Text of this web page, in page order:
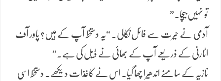
تو نہیں بیچا۔”
آدمی نے حیرت سے فائل نکالی۔ “یہ دستخط آپ کے ہیں؟ پاور آف
اٹارنی کے ذریعے آپ کے بھائی نے ڈیل کی ہے۔”
نازیہ کے سامنے اندھیرا چھا گیا۔ اس نے کاغذات دیکھے۔ دستخط اسی